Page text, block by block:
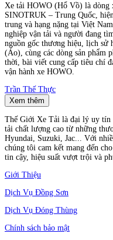
Xe tải HOWO (Hổ Vồ) là dòng
SINOTRUK – Trung Quốc,
trung và hạng nặng tại Việt
nghiệp vận tải và người đang
nguồn gốc thương hiệu, lịch
(Áo), cùng các dòng sản phẩm
thời, bài viết cung cấp tiêu chí
vận hành xe HOWO.
Trần Thế Thực
Xem thêm
Thế Giới Xe Tải là đại lý uy tín
tải chất lượng cao từ những
Hyundai, Suzuki, Jac... Với
chúng tôi cam kết mang đến
tin cậy, hiệu suất vượt trội và
Giới Thiệu
Dịch Vụ Đồng Sơn
Dịch Vụ Đóng Thùng
Chính sách bảo mật